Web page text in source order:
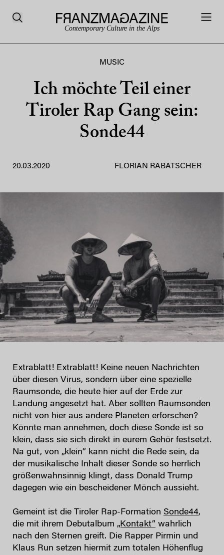
Contemporary Culture in the Alps
MUSIC
Ich möchte Teil einer
Tiroler Rap Gang sein:
Sonde44
20.03.2020 FLORIAN RABATSCHER
Extrablatt! Extrablatt! Keine neuen Nachrichten
über diesen Virus, sondern über eine spezielle
Raumsonde, die heute hier auf der Erde zur
Landung angesetzt hat. Aber sollten Raumsonden
nicht von hier aus andere Planeten erforschen?
Könnte man annehmen, doch diese Sonde ist so
klein, dass sie sich direkt in eurem Gehör festsetzt.
Na gut, von „klein“ kann nicht die Rede sein, da
der musikalische Inhalt dieser Sonde so herrlich
größenwahnsinnig klingt, dass Donald Trump
dagegen wie ein bescheidener Mönch aussieht.
Gemeint ist die Tiroler Rap-Formation Sonde44,
die mit ihrem Debutalbum „Kontakt“ wahrlich
nach den Sternen greift. Die Rapper Pirmin und
Klaus Run setzen hiermit zum totalen Höhenflug